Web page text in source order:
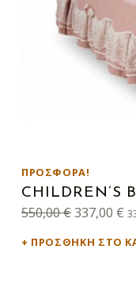
CHILDREN’S
ΠΡΟΣΦΟΡΆ!
550,00€ Original price was: 550,00 €.
337,00 €Η
ΠΡΟΣΘΉΚΗ ΣΤΟ